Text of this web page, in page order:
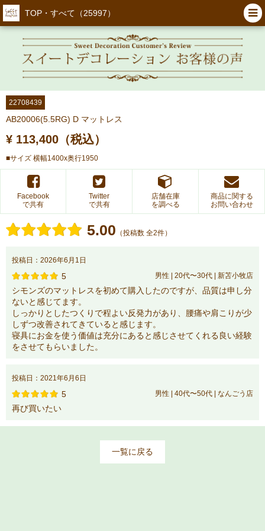
TOP・すべて（25997）
22708439
AB20006(5.5RG) D マットレス
¥ 113,400（税込）
■サイズ 横幅1400x奥行1950
Facebook
で共有
Twitter
で共有
店舗在庫
を調べる
商品に関する
お問い合わせ
5.00 （投稿数 全2件）
投稿日：2026年6月1日
5 男性 | 20代〜30代 | 新苫小牧店
シモンズのマットレスを初めて購入したのですが、品質は申し分
ないと感じてます。
しっかりとしたつくりで程よい反発力があり、腰痛や肩こりが少
しずつ改善されてきていると感じます。
寝具にお金を使う価値は充分にあると感じさせてくれる良い経験
をさせてもらいました。
投稿日：2021年6月6日
5 男性 | 40代〜50代 | なんごう店
再び買いたい
一覧に戻る